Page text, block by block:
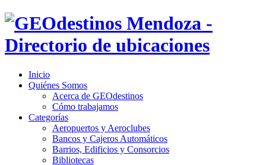
Inicio
Quiénes Somos
Acerca de GEOdestinos
Cómo trabajamos
Categorías
Aeropuertos y Aeroclubes
Bancos y Cajeros Automáticos
Barrios, Edificios y Consorcios
Bibliotecas